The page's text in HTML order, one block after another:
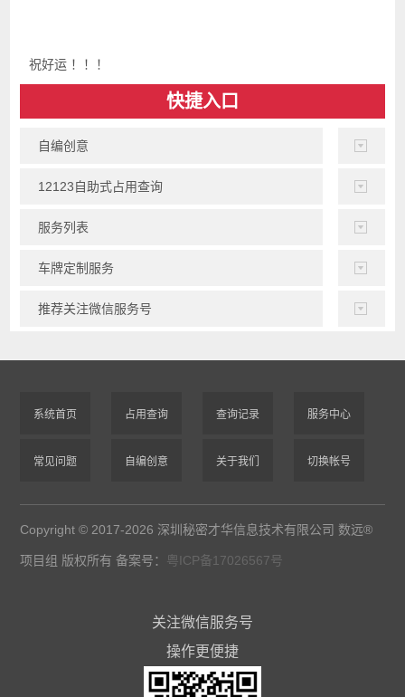
祝好运 ！！！
快捷入口
自编创意
12123自助式占用查询
服务列表
车牌定制服务
推荐关注微信服务号
系统首页 占用查询 查询记录 服务中心
常见问题 自编创意 关于我们 切换帐号
Copyright © 2017-2026 深圳秘密才华信息技术有限公司 数远®
项目组 版权所有 备案号： 粤ICP备17026567号
关注微信服务号
操作更便捷